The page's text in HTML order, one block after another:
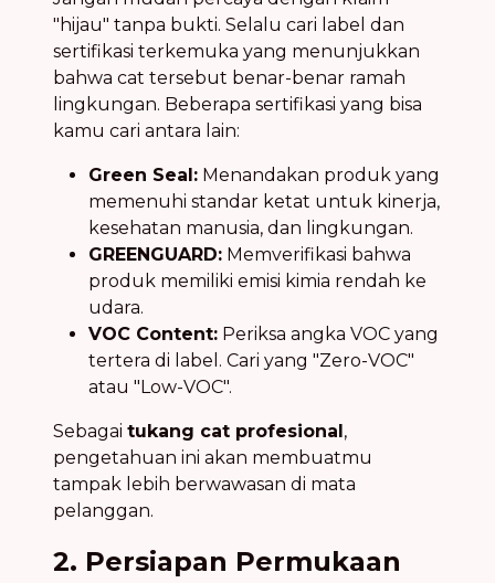
"hijau" tanpa bukti. Selalu cari label dan
sertifikasi terkemuka yang menunjukkan
bahwa cat tersebut benar-benar ramah
lingkungan. Beberapa sertifikasi yang bisa
kamu cari antara lain:
Green Seal: Menandakan produk yang
memenuhi standar ketat untuk kinerja,
kesehatan manusia, dan lingkungan.
GREENGUARD: Memverifikasi bahwa
produk memiliki emisi kimia rendah ke
udara.
VOC Content: Periksa angka VOC yang
tertera di label. Cari yang "Zero-VOC"
atau "Low-VOC".
Sebagai tukang cat profesional,
pengetahuan ini akan membuatmu
tampak lebih berwawasan di mata
pelanggan.
2. Persiapan Permukaan